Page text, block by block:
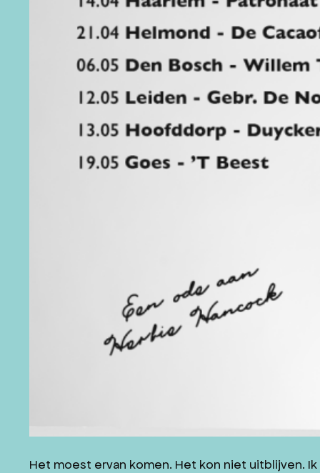
CONTACT
WORD VRIEND
DE
Het moest ervan komen. Het kon niet uitblijven.